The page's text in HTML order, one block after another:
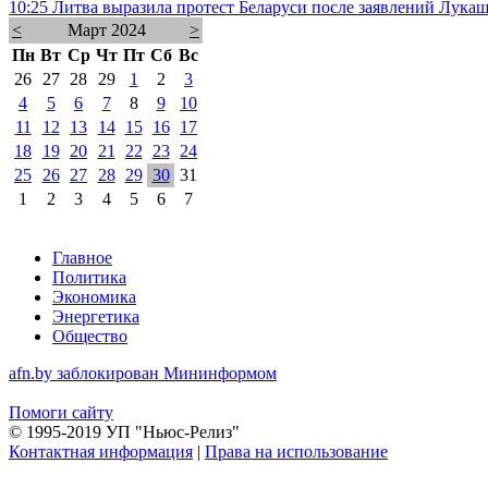
10:25 Литва выразила протест Беларуси после заявлений
<
Март 2024
>
Пн Вт Ср Чт Пт Сб Вс
26
27 28 29 1 2
3
4
5 6 7 8 9
10
11
12 13 14 15 16
17
18
19 20 21 22 23
24
25
26 27 28 29 30 31
1
2 3 4 5 6 7
Главное
Политика
Экономика
Энергетика
Общество
afn.by заблокирован Мининформом
Помоги сайту
© 1995-2019 УП "Ньюс-Релиз"
Контактная информация | Права на использование